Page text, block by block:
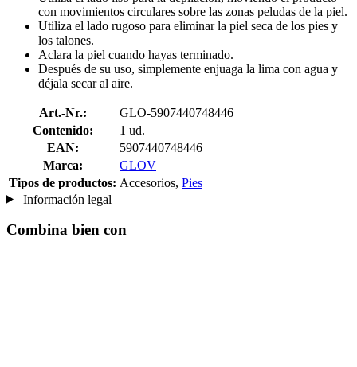
con movimientos circulares sobre las zonas peludas de la piel.
Utiliza el lado rugoso para eliminar la piel seca de los pies y
los talones.
Aclara la piel cuando hayas terminado.
Después de su uso, simplemente enjuaga la lima con agua y
déjala secar al aire.
Art.-Nr.:
GLO-5907440748446
Contenido:
1 ud.
EAN:
5907440748446
Marca:
GLOV
Tipos de productos: Accesorios, Pies
Información legal
Combina bien con